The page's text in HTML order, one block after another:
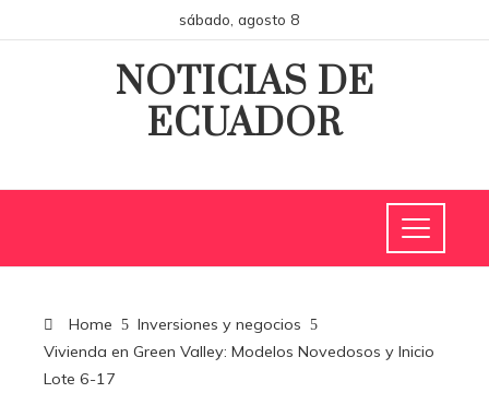
sábado, agosto 8
NOTICIAS DE
ECUADOR
Home
Inversiones y negocios
Vivienda en Green Valley: Modelos Novedosos y Inicio
Lote 6-17